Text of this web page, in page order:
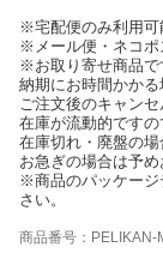
※宅配便のみ利用可
※メール便・ネコポ
※お取り寄せ商品で
納期にお時間かかる
ご注文後のキャンセ
在庫が流動的ですの
在庫切れ・廃盤の場
お急ぎの場合は予
※商品のパッケージ
さい。
商品番号：PELIKAN-